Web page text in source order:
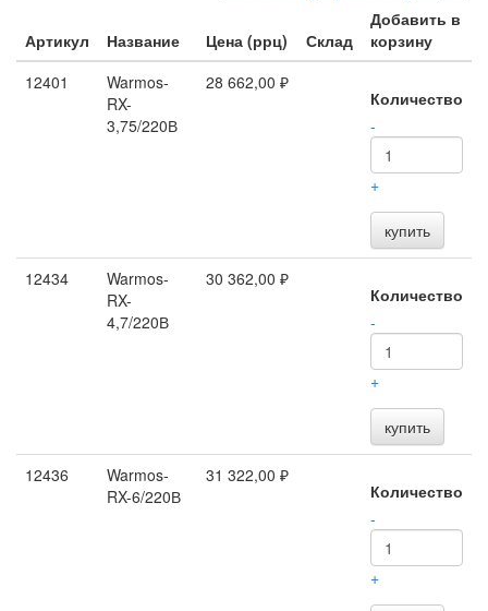
Артикул Название Цена (ррц) Склад
Добавить в
корзину
12401
Warmos-
RX-
3,75/220В
28 662,00 ₽
Количество
-
+
купить
12434
Warmos-
RX-
4,7/220В
30 362,00 ₽
Количество
-
+
купить
12436
Warmos-
RX-6/220В
31 322,00 ₽
Количество
-
+